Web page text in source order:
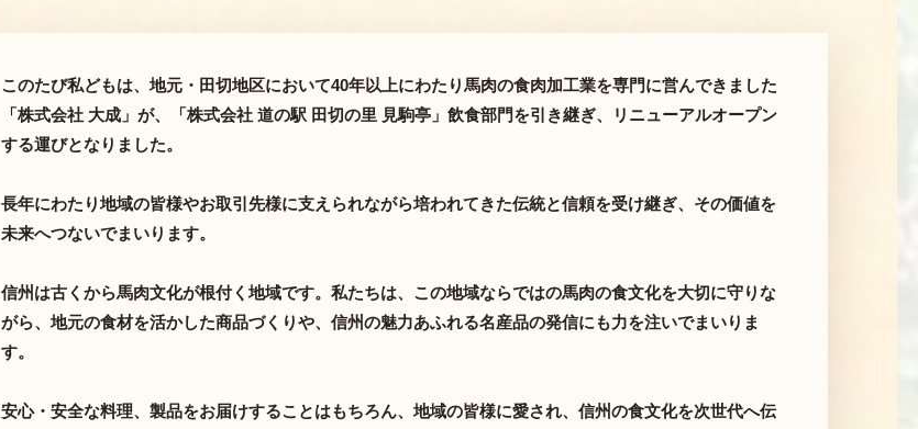
このたび私どもは、地元・田切地区において40年以上にわたり馬肉の食肉加工業を専門に営んできました
「株式会社 大成」が、「株式会社 道の駅 田切の里 見駒亭」飲食部門を引き継ぎ、リニューアルオープン
する運びとなりました。
長年にわたり地域の皆様やお取引先様に支えられながら培われてきた伝統と信頼を受け継ぎ、その価値を
未来へつないでまいります。
信州は古くから馬肉文化が根付く地域です。私たちは、この地域ならではの馬肉の食文化を大切に守りな
がら、地元の食材を活かした商品づくりや、信州の魅力あふれる名産品の発信にも力を注いでまいりま
す。
安心・安全な料理、製品をお届けすることはもちろん、地域の皆様に愛され、信州の食文化を次世代へ伝